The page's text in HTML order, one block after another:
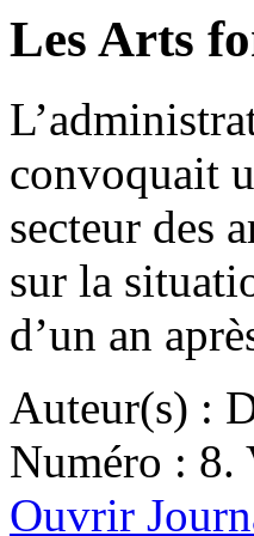
Les Arts
convoquait
secteur des
sur la
d’un an
Auteur(s) :
Numéro : 8.
Ouvrir